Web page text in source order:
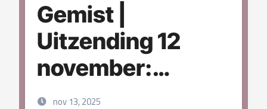
Gemist |
Uitzending 12
november:
Florens Oak
nov 13, 2025